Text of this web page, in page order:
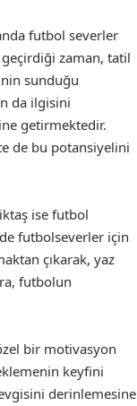
futbol severler
zaman, tatil
sunduğu
da ilgisini
getirmektedir.
de bu potansiyelini
ise futbol
futbolseverler için
çıkarak, yaz
futbolun
bir motivasyon
keyfini
derinlemesine